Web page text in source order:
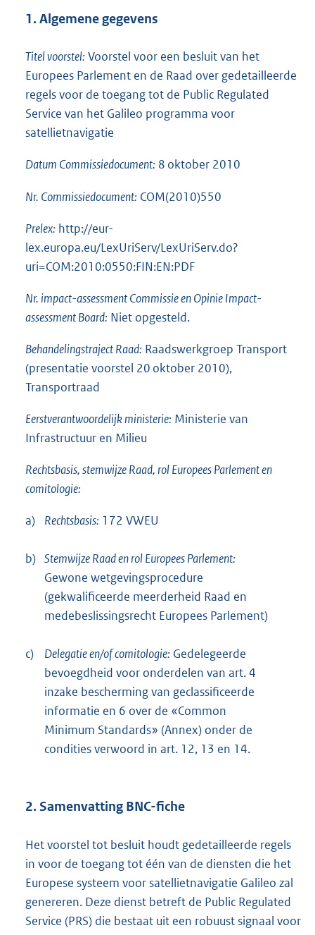
1. Algemene gegevens
Titel voorstel: Voorstel voor een besluit van het
Europees Parlement en de Raad over gedetailleerde
regels voor de toegang tot de Public Regulated
Service van het Galileo programma voor
satellietnavigatie
Datum Commissiedocument: 8 oktober 2010
Nr. Commissiedocument: COM(2010)550
Prelex: http://eur-
lex.europa.eu/LexUriServ/LexUriServ.do?
uri=COM:2010:0550:FIN:EN:PDF
Nr. impact-assessment Commissie en Opinie Impact-
assessment Board: Niet opgesteld.
Behandelingstraject Raad: Raadswerkgroep Transport
(presentatie voorstel 20 oktober 2010),
Transportraad
Eerstverantwoordelijk ministerie: Ministerie van
Infrastructuur en Milieu
Rechtsbasis, stemwijze Raad, rol Europees Parlement en
comitologie:
a) Rechtsbasis: 172 VWEU
b) Stemwijze Raad en rol Europees Parlement:
Gewone wetgevingsprocedure
(gekwalificeerde meerderheid Raad en
medebeslissingsrecht Europees Parlement)
c) Delegatie en/of comitologie: Gedelegeerde
bevoegdheid voor onderdelen van art. 4
inzake bescherming van geclassificeerde
informatie en 6 over de «Common
Minimum Standards» (Annex) onder de
condities verwoord in art. 12, 13 en 14.
2. Samenvatting BNC-fiche
Het voorstel tot besluit houdt gedetailleerde regels
in voor de toegang tot één van de diensten die het
Europese systeem voor satellietnavigatie Galileo zal
genereren. Deze dienst betreft de Public Regulated
Service (PRS) die bestaat uit een robuust signaal voor